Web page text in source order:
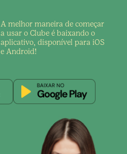
A melhor maneira de começar
a usar o Clube é baixando o
aplicativo, disponível para iOS
e Android!